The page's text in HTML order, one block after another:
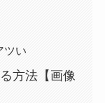
ツい
方法【画像